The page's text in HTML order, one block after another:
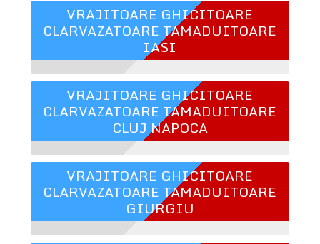
VRAJITOARE GHICITOARE
CLARVAZATOARE TAMADUITOARE
IASI
VRAJITOARE GHICITOARE
CLARVAZATOARE TAMADUITOARE
CLUJ NAPOCA
VRAJITOARE GHICITOARE
CLARVAZATOARE TAMADUITOARE
GIURGIU